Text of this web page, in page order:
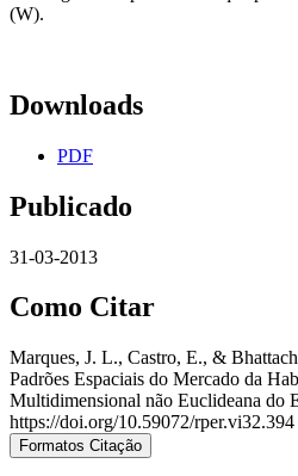
(W).
Downloads
PDF
Publicado
31-03-2013
Como Citar
Marques, J. L., Castro, E., &
Padrões Espaciais do Mercado da
Multidimensional não Euclideana do
https://doi.org/10.59072/rper.vi32.394
Formatos Citação